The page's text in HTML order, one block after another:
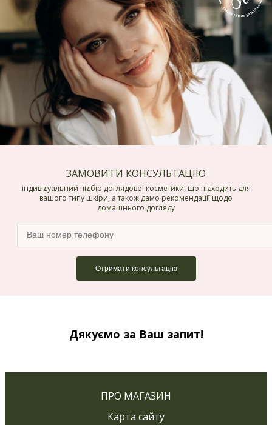
ЗАМОВИТИ КОНСУЛЬТАЦІЮ
індивідуальний підбір доглядової косметики, що підходить для
вашого типу шкіри, а також дамо рекомендації щодо
домашнього догляду
Дякуємо за Ваш запит!
ПРО МАГАЗИН
Карта сайту